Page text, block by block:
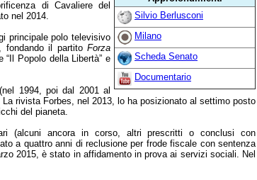
Silvio Berlusconi
Milano
Scheda Senato
Documentario
di Cavaliere del
nel 2014.
principale polo televisivo
fondando il partito Forza
Popolo della Libertà” e
1994, poi dal 2001 al
rivista Forbes, nel 2013, lo ha posizionato al settimo posto
del pianeta.
(alcuni ancora in corso, altri prescritti o conclusi con
a quattro anni di reclusione per frode fiscale con sentenza
2015, è stato in affidamento in prova ai servizi sociali. Nel